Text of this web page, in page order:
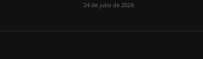
24 de julio de 2026